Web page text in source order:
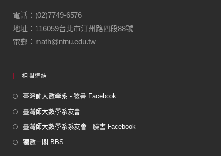
電話：(02)7749-6576
地址：116059台北市汀州路四段88號
電郵：math@ntnu.edu.tw
相關連結
臺灣師大數學系 - 臉書 Facebook
臺灣師大數學系友會
臺灣師大數學系系友會 - 臉書 Facebook
獨數一閣 BBS